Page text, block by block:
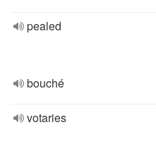
pealed
bouché
votaries